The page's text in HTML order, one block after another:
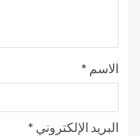
الاسم *
البريد الإلكتروني *